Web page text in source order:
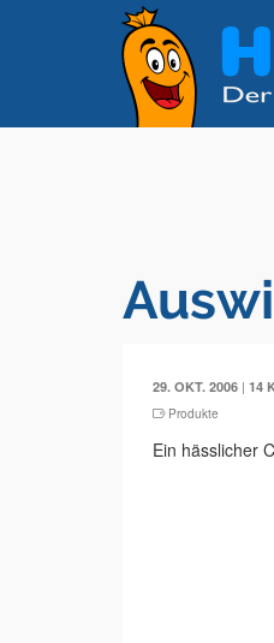
29. OKT. 2006 | 14
Produkte
Ein hässlicher